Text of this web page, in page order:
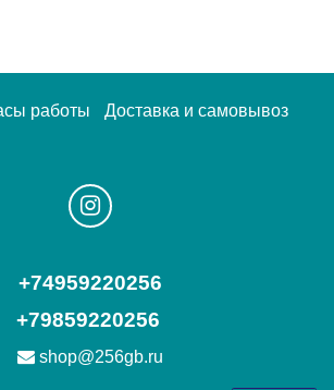
работы Доставка и самовывоз
+74959220256
+79859220256
shop@256gb.ru